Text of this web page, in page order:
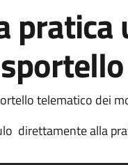
telematico dei
direttamente alla